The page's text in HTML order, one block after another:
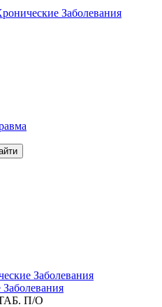
Заболевания
Заболевания
П/О